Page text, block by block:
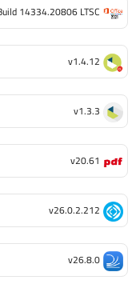
14334.20806 LTSC
v1.4.12
v1.3.3
v20.61
v26.0.2.212
v26.8.0